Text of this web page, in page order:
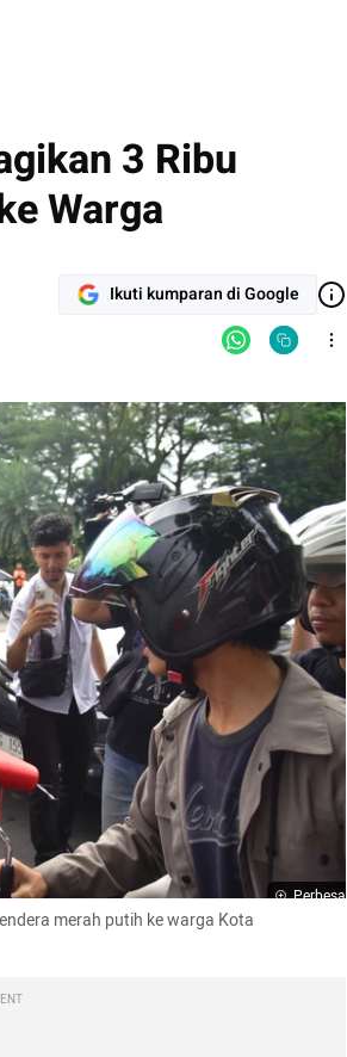
3 Ribu
Warga
Ikuti kumparan di Google
Perbesar
merah putih ke warga Kota